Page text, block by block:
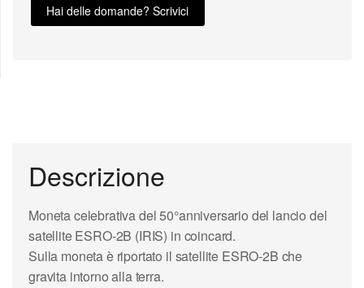
Hai delle domande? Scrivici
Descrizione
Moneta celebrativa del 50°anniversario del lancio del
satellite ESRO-2B (IRIS) in coincard.
Sulla moneta è riportato il satellite ESRO-2B che
gravita intorno alla terra.